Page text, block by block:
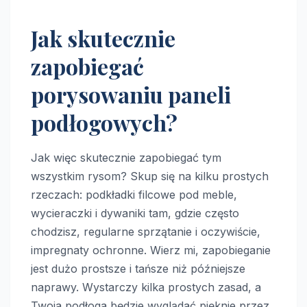
Jak skutecznie
zapobiegać
porysowaniu paneli
podłogowych?
Jak więc skutecznie zapobiegać tym
wszystkim rysom? Skup się na kilku prostych
rzeczach: podkładki filcowe pod meble,
wycieraczki i dywaniki tam, gdzie często
chodzisz, regularne sprzątanie i oczywiście,
impregnaty ochronne. Wierz mi, zapobieganie
jest dużo prostsze i tańsze niż późniejsze
naprawy. Wystarczy kilka prostych zasad, a